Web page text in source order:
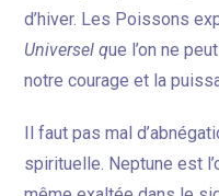
d’hiver. Les Poissons
Universel que l’on ne
notre courage et la
Il faut pas mal
spirituelle. Neptune est